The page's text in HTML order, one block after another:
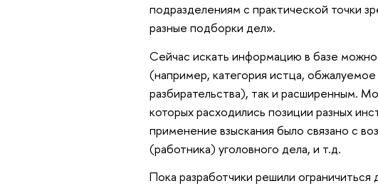
подразделениям с практической точки
разные подборки дел».
Сейчас искать информацию в базе
(например, категория истца, обжалуемое
разбирательства), так и расширенным.
которых расходились позиции разных
применение взыскания было связано с
(работника) уголовного дела, и т.д.
Пока разработчики решили